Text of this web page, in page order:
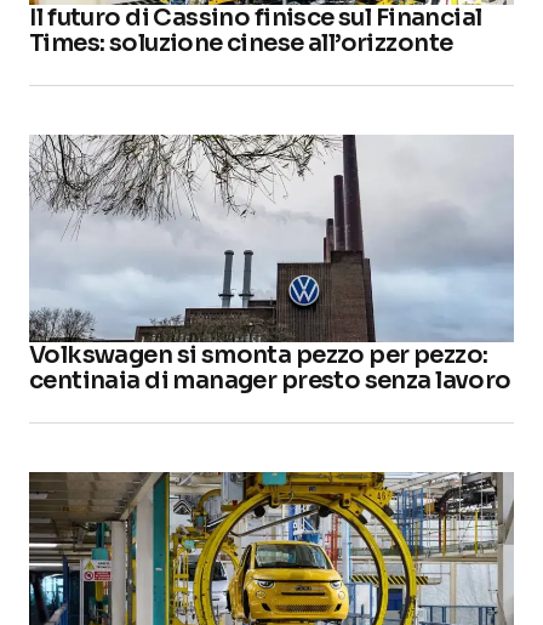
Il futuro di Cassino finisce sul Financial
Times: soluzione cinese all’orizzonte
Volkswagen si smonta pezzo per pezzo:
centinaia di manager presto senza lavoro